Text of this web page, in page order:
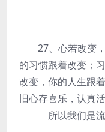
27、心若改变，
的习惯跟着改变；
改变，你的人生跟
旧心存喜乐，认真
所以我们是